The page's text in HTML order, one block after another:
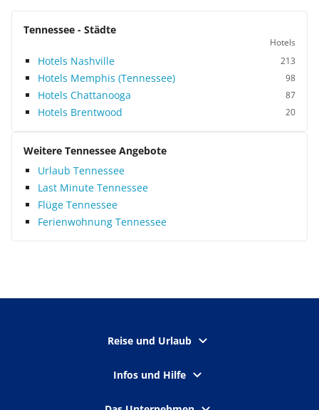
Tennessee - Städte
Hotels
Hotels Nashville 213
Hotels Memphis (Tennessee) 98
Hotels Chattanooga 87
Hotels Brentwood 20
Weitere Tennessee Angebote
Urlaub Tennessee
Last Minute Tennessee
Flüge Tennessee
Ferienwohnung Tennessee
Reise und Urlaub
Infos und Hilfe